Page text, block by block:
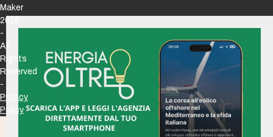
Maker
2026
-
All
Rights
Reserved
-
Privacy
Policy